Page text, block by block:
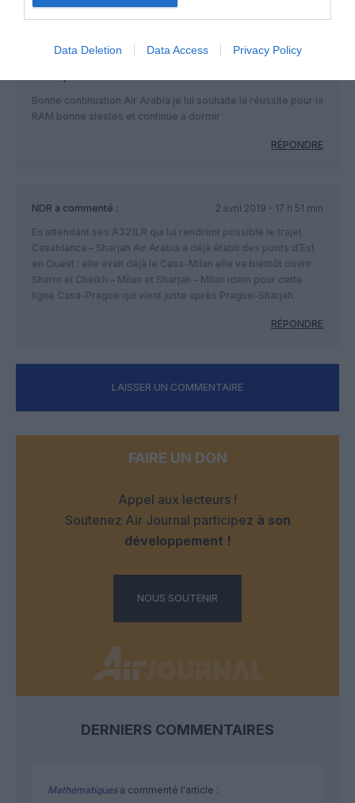
Data Deletion Data Access Privacy Policy
Bonne continuation Air Arabia je lui souhaite la réussite pour la
RAM bonne siestes et continue a dormir
RÉPONDRE
NDR a commenté :
2 avril 2019 - 17 h 51 min
En attendant ses A321LR qui lui rendront possible le trajet
Casablanca – Sharjah Air Arabia a déjà établi des ponts d’Est
en Ouest : elle avait déjà le Casa-Milan elle va bientôt ouvrir
Sharm el Cheikh – Milan et Sharjah – Milan idem pour cette
ligne Casa-Prague qui vient juste après Prague-Sharjah.
RÉPONDRE
LAISSER UN COMMENTAIRE
FAIRE UN DON
Appel aux lecteurs !
Soutenez Air Journal participez à son
développement !
NOUS SOUTENIR
DERNIERS COMMENTAIRES
Mathématiquesa commenté l'article :